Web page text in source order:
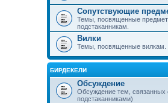
Сопутствующие
Темы, посвященные
подстаканникам.
Вилки
Темы, посвященные вилкам.
БИРДЕКЕЛИ
Обсуждение
Обсуждение тем,
подстаканниками)